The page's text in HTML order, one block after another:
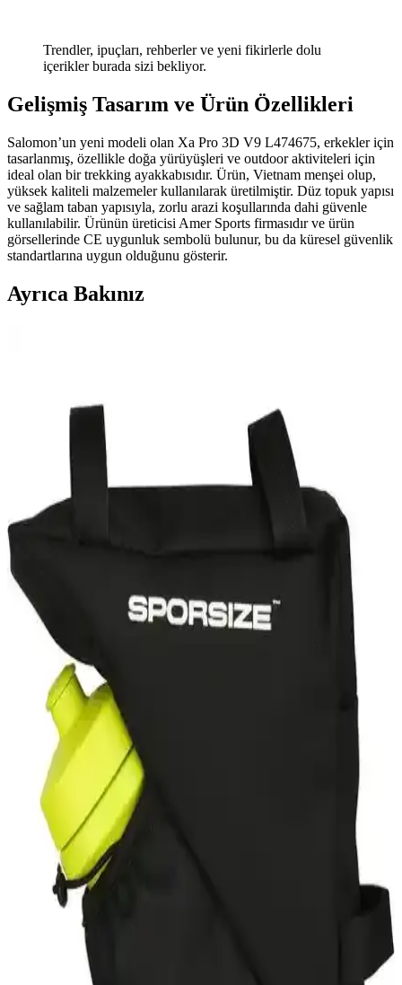
Trendler, ipuçları, rehberler ve yeni fikirlerle dolu
içerikler burada sizi bekliyor.
Gelişmiş Tasarım ve Ürün Özellikleri
Salomon’un yeni modeli olan Xa Pro 3D V9 L474675, erkekler için
tasarlanmış, özellikle doğa yürüyüşleri ve outdoor aktiviteleri için
ideal olan bir trekking ayakkabısıdır. Ürün, Vietnam menşei olup,
yüksek kaliteli malzemeler kullanılarak üretilmiştir. Düz topuk yapısı
ve sağlam taban yapısıyla, zorlu arazi koşullarında dahi güvenle
kullanılabilir. Ürünün üreticisi Amer Sports firmasıdır ve ürün
görsellerinde CE uygunluk sembolü bulunur, bu da küresel güvenlik
standartlarına uygun olduğunu gösterir.
Ayrıca Bakınız
Bu karşılaştırmada Vogel Tactical M1492 ve YDS Ml 100 C
botların özellikleri, kullanıcı yorumları ve kullanım alanları detaylı
şekilde inceleniyor. Hangi botun sizin için daha uygun olduğunu
Lightinghm 42 Lt Askeri Dağcı Kamp ve Seyahat
Sırt Çantası Özellikleri ve Kullanım Alanları
Lightinghm 42 Lt. askeri dağcı sırt çantası, su geçirmez Cordura
kumaşı, geniş depolama ve ayarlanabilir konfor özellikleriyle zorlu
doğa koşullarına uygun dayanıklı ve pratik bir seçim.
Salomon Outrıse Erkek Outdoor Ayakkabı Doğa
Yürüyüşleri İçin Hafif ve Şık Tasarım
Salomon Outrıse erkek outdoor ayakkabısı, hafifliği, dayanıklılığı ve
şık tasarımıyla doğa yürüyüşleri ve trekking aktiviteleri için ideal.
Rahatlık ve fonksiyonellik sunar.
Columbia Cs0282 ve The North Face S/S Simple
Dome Tee Karşılaştırması: Özellikler ve Kullanıcı
Yorumları
Bu karşılaştırmada Columbia Cs0282 ve The North Face S/S
Simple Dome Tee'nin özellikleri, kullanıcı yorumları ve kullanım
alanları detaylı şekilde incelenerek, en uygun erkek tişörtü seçimine
yardımcı olunuyor.
Lumberjack Lead 3pr Siyah Kan Outdoor Bot: Şık
ve Dayanıklı Günlük Kullanım Ayakkabısı
Lumberjack Lead 3pr Siyah Kan outdoor bot, dayanıklı ve şık
tasarımıyla konforu ve performansı bir arada sunar, zorlu koşullarda
güvenle kullanılabilir.